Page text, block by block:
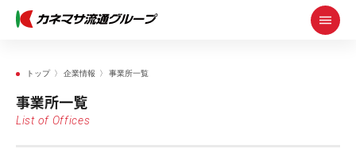
トップ 企業情報 事業所一覧
事業所一覧
List of Offices